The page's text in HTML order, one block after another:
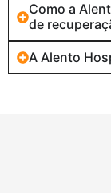
Como a
de
A Alento